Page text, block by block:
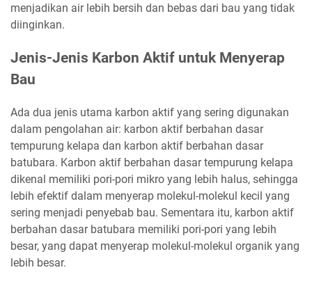
menjadikan air lebih bersih dan bebas dari bau yang tidak
diinginkan.
Jenis-Jenis Karbon Aktif untuk Menyerap
Bau
Ada dua jenis utama karbon aktif yang sering digunakan
dalam pengolahan air: karbon aktif berbahan dasar
tempurung kelapa dan karbon aktif berbahan dasar
batubara. Karbon aktif berbahan dasar tempurung kelapa
dikenal memiliki pori-pori mikro yang lebih halus, sehingga
lebih efektif dalam menyerap molekul-molekul kecil yang
sering menjadi penyebab bau. Sementara itu, karbon aktif
berbahan dasar batubara memiliki pori-pori yang lebih
besar, yang dapat menyerap molekul-molekul organik yang
lebih besar.